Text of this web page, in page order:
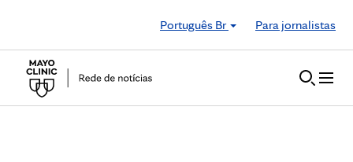
Português Br
Para jornalistas